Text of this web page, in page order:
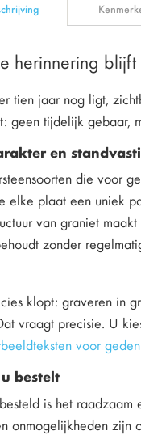
herinnering blijft
tien jaar nog ligt,
geen tijdelijk
en
die voor
elke plaat een uniek
van graniet
zonder
klopt: graveren in
vraagt precisie. U
voor
bestelt
is het
onmogelijkheden